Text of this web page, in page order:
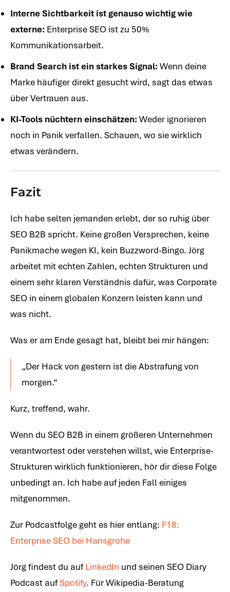
Interne Sichtbarkeit ist genauso wichtig wie
externe: Enterprise SEO ist zu 50%
Kommunikationsarbeit.
Brand Search ist ein starkes Signal:Wenn deine
Marke häufiger direkt gesucht wird, sagt das etwas
über Vertrauen aus.
KI-Tools nüchtern einschätzen:Weder ignorieren
noch in Panik verfallen. Schauen, wo sie wirklich
etwas verändern.
Fazit
Ich habe selten jemanden erlebt, der so ruhig über
SEO B2B spricht. Keine großen Versprechen, keine
Panikmache wegen KI, kein Buzzword-Bingo. Jörg
arbeitet mit echten Zahlen, echten Strukturen und
einem sehr klaren Verständnis dafür, was Corporate
SEO in einem globalen Konzern leisten kann und
was nicht.
Was er am Ende gesagt hat, bleibt bei mir hängen:
„Der Hack von gestern ist die Abstrafung von
morgen.“
Kurz, treffend, wahr.
Wenn du SEO B2B in einem größeren Unternehmen
verantwortest oder verstehen willst, wie Enterprise-
Strukturen wirklich funktionieren, hör dir diese Folge
unbedingt an. Ich habe auf jeden Fall einiges
mitgenommen.
Zur Podcastfolge geht es hier entlang: F18:
Enterprise SEO bei Hansgrohe
Jörg findest du aufLinkedIn und seinen SEO Diary
Podcast aufSpotify. Für Wikipedia-Beratung